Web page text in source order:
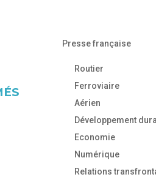
Presse française
Routier
Ferroviaire
Aérien
Développement
Economie
Numérique
Relations